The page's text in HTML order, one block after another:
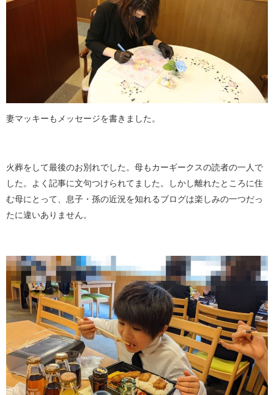
妻マッキーもメッセージを書きました。
火葬をして最後のお別れでした。母もカーギークスの読者の一人で
した。よく記事に文句つけられてました。しかし離れたところに住
む母にとって、息子・孫の近況を知れるブログは楽しみの一つだっ
たに違いありません。